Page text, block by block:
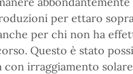
per ettaro
per chi non ha
Questo è stato
irraggiamento